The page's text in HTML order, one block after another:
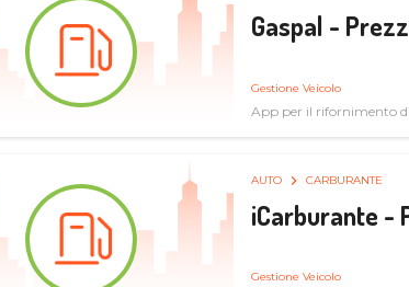
Gaspal -
Gestione Veicolo
App per il rifornimento
AUTO CARBURANTE
iCarburante -
Gestione Veicolo